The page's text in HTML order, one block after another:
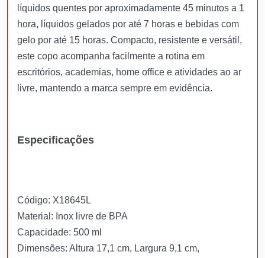
líquidos quentes por aproximadamente 45 minutos a 1
hora, líquidos gelados por até 7 horas e bebidas com
gelo por até 15 horas. Compacto, resistente e versátil,
este copo acompanha facilmente a rotina em
escritórios, academias, home office e atividades ao ar
livre, mantendo a marca sempre em evidência.
Especificações
Código: X18645L
Material: Inox livre de BPA
Capacidade: 500 ml
Dimensões: Altura 17,1 cm, Largura 9,1 cm,